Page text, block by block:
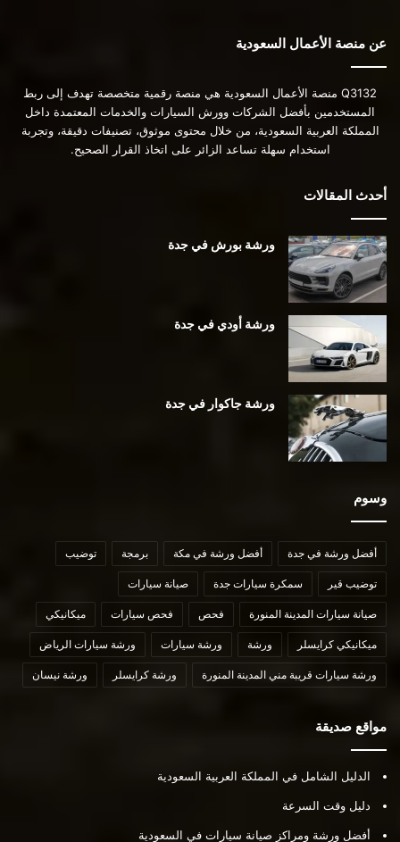
عن منصة الأعمال السعودية
Q3132 منصة الأعمال السعودية هي منصة رقمية متخصصة تهدف إلى ربط
المستخدمين بأفضل الشركات وورش السيارات والخدمات المعتمدة داخل
المملكة العربية السعودية، من خلال محتوى موثوق، تصنيفات دقيقة، وتجربة
استخدام سهلة تساعد الزائر على اتخاذ القرار الصحيح.
أحدث المقالات
ورشة بورش في جدة
ورشة أودي في جدة
ورشة جاكوار في جدة
وسوم
أفضل ورشة في جدة أفضل ورشة في مكة برمجة توضيب
توضيب قير سمكرة سيارات جدة صيانة سيارات
صيانة سيارات المدينة المنورة فحص فحص سيارات ميكانيكي
ميكانيكي كرايسلر ورشة ورشة سيارات ورشة سيارات الرياض
ورشة سيارات قريبة مني المدينة المنورة ورشة كرايسلر ورشة نيسان
مواقع صديقة
الدليل الشامل في المملكة العربية السعودية
دليل وقت السرعة
أفضل ورشة ومراكز صيانة سيارات في السعودية